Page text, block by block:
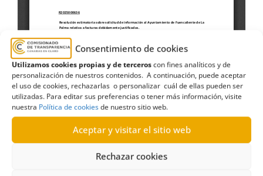
Consentimiento de cookies
Utilizamos cookies propias y de terceroscon fines analíticos y de
personalización de nuestros contenidos. A continuación, puede aceptar
el uso de cookies, rechazarlas o personalizar cuál de ellas pueden ser
utilizadas. Para editar sus preferencias o tener más información, visite
nuestra Política de cookiesde nuestro sitio web.
Aceptar y visitar el sitio web
Rechazar cookies